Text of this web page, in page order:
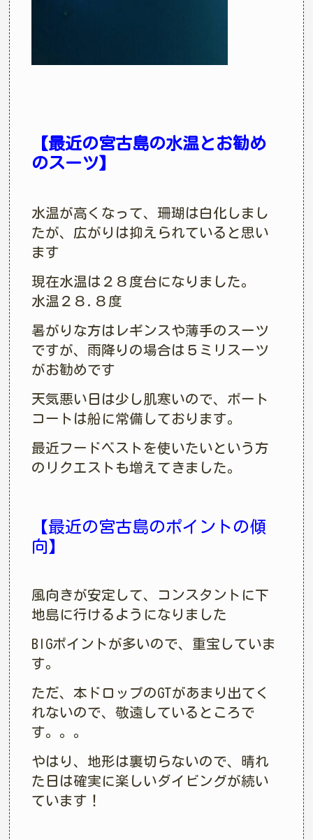
【最近の宮古島の水温とお勧め
のスーツ】
水温が高くなって、珊瑚は白化しまし
たが、広がりは抑えられていると思い
ます
現在水温は２８度台になりました。
水温２８.８度
暑がりな方はレギンスや薄手のスーツ
ですが、雨降りの場合は５ミリスーツ
がお勧めです
天気悪い日は少し肌寒いので、ボート
コートは船に常備しております。
最近フードベストを使いたいという方
のリクエストも増えてきました。
【最近の宮古島のポイントの傾
向】
風向きが安定して、コンスタントに下
地島に行けるようになりました
BIGポイントが多いので、重宝していま
す。
ただ、本ドロップのGTがあまり出てく
れないので、敬遠しているところで
す。。。
やはり、地形は裏切らないので、晴れ
た日は確実に楽しいダイビングが続い
ています！